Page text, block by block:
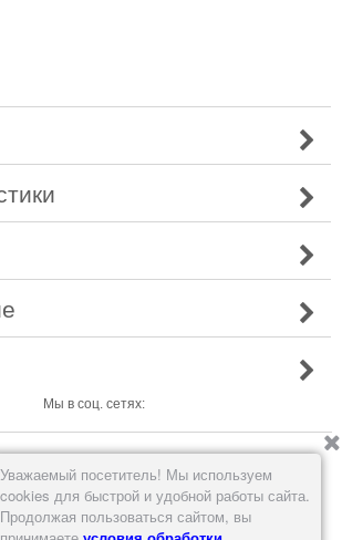
Мы в соц. сетях:
Вконтакте
Уважаемый посетитель! Мы используем
cookies для быстрой и удобной работы сайта.
Продолжая пользоваться сайтом, вы